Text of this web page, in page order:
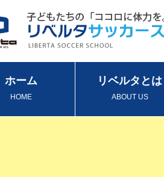
ホーム
HOME
リベルタとは
ABOUT US